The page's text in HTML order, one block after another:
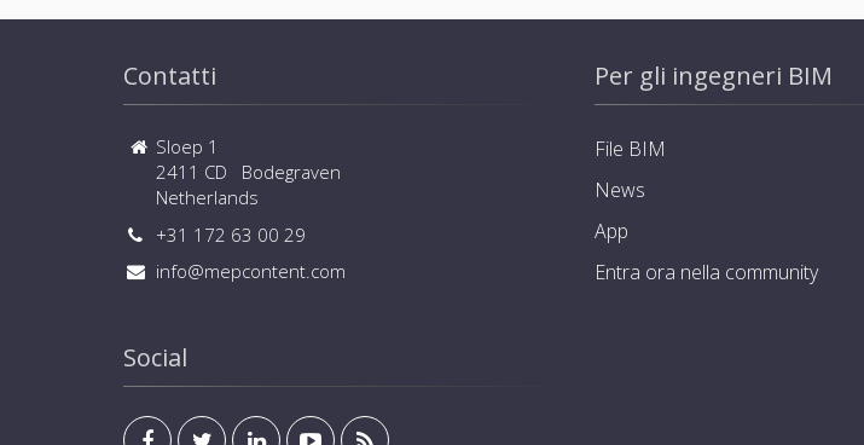
Contatti
Sloep 1
2411 CD Bodegraven
Netherlands
+31 172 63 00 29
info@mepcontent.com
Social
Per gli ingegneri BIM
File BIM
News
App
Entra ora nella community